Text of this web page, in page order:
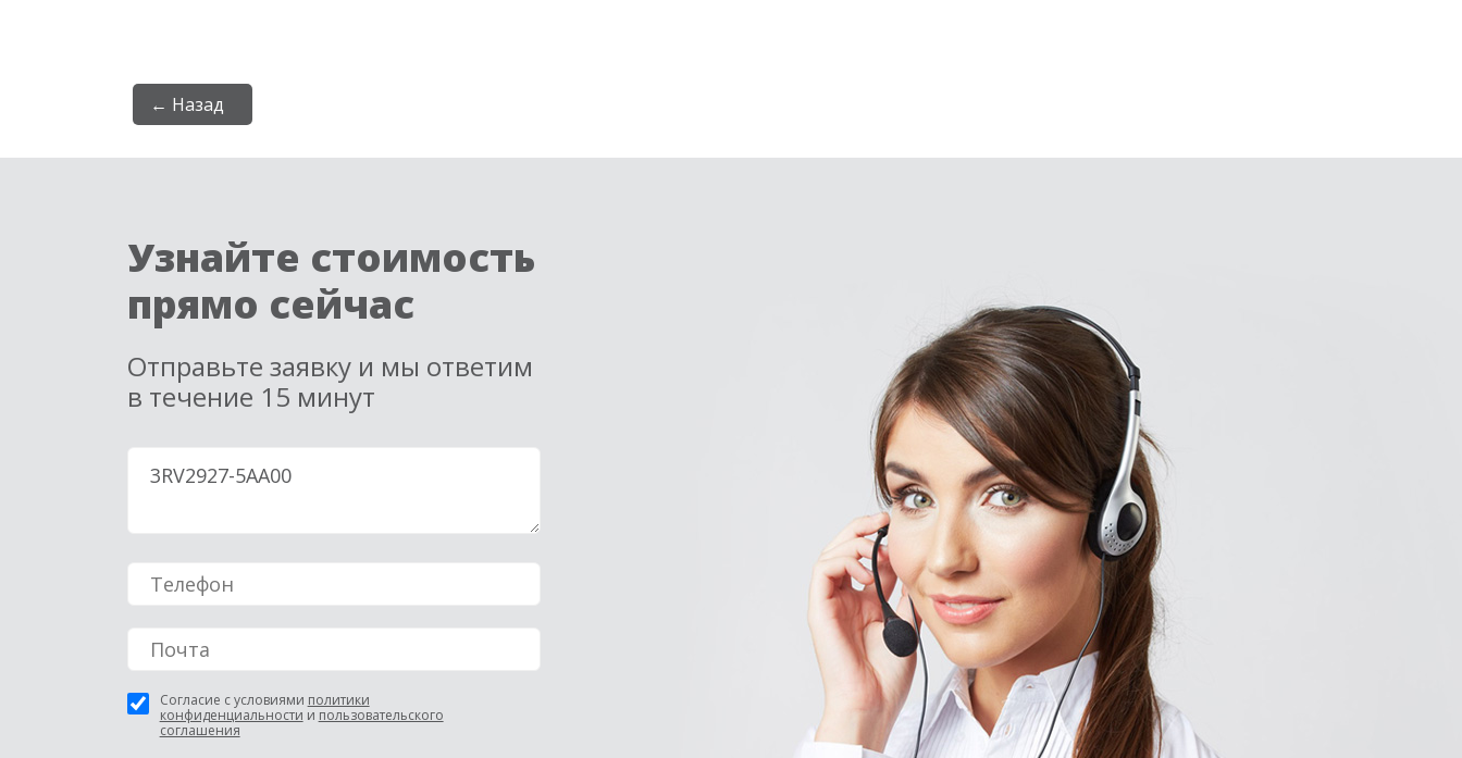
← Назад
Узнайте стоимость
прямо сейчас
Отправьте заявку и мы ответим
в течение 15 минут
Согласие с условиями политики
конфиденциальности и пользовательского
соглашения